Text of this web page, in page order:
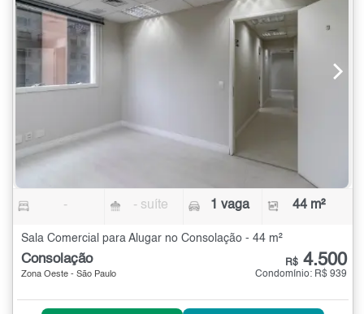
- - suíte 1 vaga 44 m²
Sala Comercial para Alugar no Consolação - 44 m²
Consolação
Zona Oeste - São Paulo
R$ 4.500
Condomínio: R$ 939